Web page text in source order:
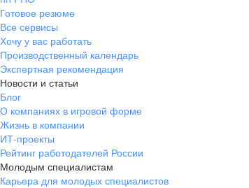
Готовое резюме
Все сервисы
Хочу у вас работать
Производственный календарь
Экспертная рекомендация
Новости и статьи
Блог
О компаниях в игровой форме
Жизнь в компании
ИТ-проекты
Рейтинг работодателей России
Молодым специалистам
Карьера для молодых специалистов